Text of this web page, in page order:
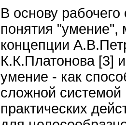
В основу
понятия
концепции
К.К.Платонова [3]
умение - как
сложной системой
практических